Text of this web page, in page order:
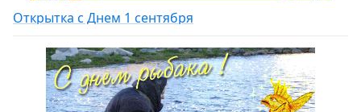
Открытка с Днем 1 сентября